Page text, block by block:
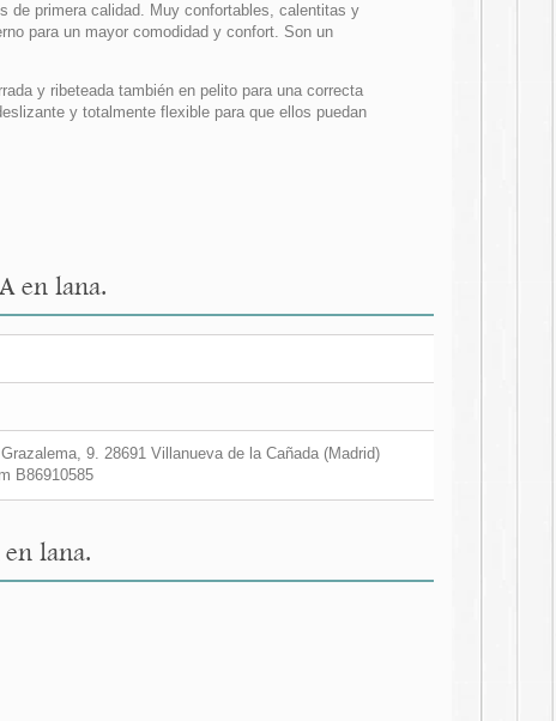
de primera calidad. Muy confortables, calentitas y
para un mayor comodidad y confort. Son un
y ribeteada también en pelito para una correcta
y totalmente flexible para que ellos puedan
en lana.
9. 28691 Villanueva de la Cañada (Madrid)
B86910585
lana.